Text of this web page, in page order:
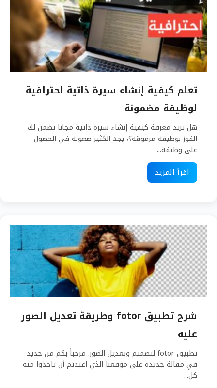
تعلم كيفية إنشاء سيرة ذاتية احترافية
لوظيفة مضمونة
هل تريد معرفة كيفية إنشاء سيرة ذاتية مجانا تضمن لك
الفوز بوظيفة مرموقة؟، يجد الكثير صعوبة في الحصول
على وظيفة...
اقرأ المزيد
شرح تطبيق fotor وطريقة تعديل الصور
عليه
تطبيق fotor لتصميم وتعديل الصور. مرحباً بكم من جديد
في مقالة جديدة على موقعنا الذي اعتدتم أن تاخذوا منه
كل...